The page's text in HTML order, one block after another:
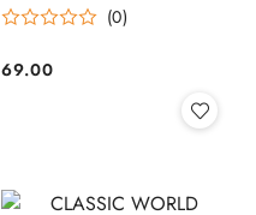
(0)
Cena:
69.00